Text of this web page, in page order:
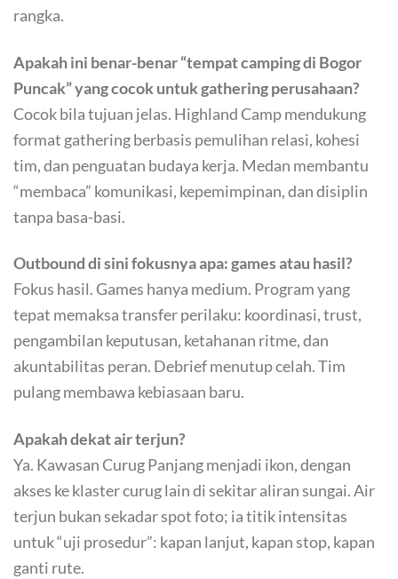
rangka.
Apakah ini benar-benar “tempat camping di Bogor
Puncak” yang cocok untuk gathering perusahaan?
Cocok bila tujuan jelas. Highland Camp mendukung
format gathering berbasis pemulihan relasi, kohesi
tim, dan penguatan budaya kerja. Medan membantu
“membaca” komunikasi, kepemimpinan, dan disiplin
tanpa basa-basi.
Outbound di sini fokusnya apa: games atau hasil?
Fokus hasil. Games hanya medium. Program yang
tepat memaksa transfer perilaku: koordinasi, trust,
pengambilan keputusan, ketahanan ritme, dan
akuntabilitas peran. Debrief menutup celah. Tim
pulang membawa kebiasaan baru.
Apakah dekat air terjun?
Ya. Kawasan Curug Panjang menjadi ikon, dengan
akses ke klaster curug lain di sekitar aliran sungai. Air
terjun bukan sekadar spot foto; ia titik intensitas
untuk “uji prosedur”: kapan lanjut, kapan stop, kapan
ganti rute.